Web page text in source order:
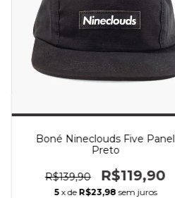
Boné Nineclouds Five Panel
Preto
R$139,90 R$119,90
5 x de R$23,98 sem juros